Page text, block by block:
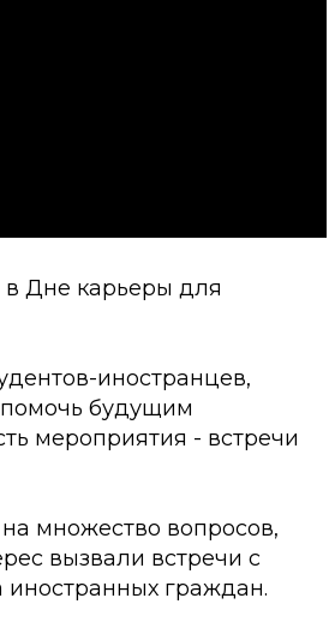
в Дне карьеры для
иностранцев,
помочь будущим
мероприятия - встречи
множество вопросов,
вызвали встречи с
граждан.